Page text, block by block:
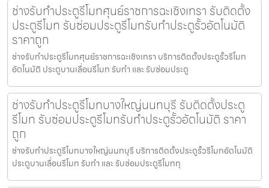
ช่างรับทำประตูรีโมทศุนย์ราชการฉะเชิงเทรา รับติดตั้ง
ประตูรีโมท รับซ่อมประตูรีโมทรับทำประตูรั้วอัตโนมัติ
ราคาถูก
ช่างรับทำประตูรีโมทศุนย์ราชการฉะเชิงเทรา บริการติดตั้งประตูรั้วรีโมท
อัตโนมัติ ประตูบานเลื่อนรีโมท รับทำ และ รับซ่อมประตู
ช่างรับทำประตูรีโมทบางใหญ่นนทบุรี รับติดตั้งประตู
รีโมท รับซ่อมประตูรีโมทรับทำประตูรั้วอัตโนมัติ ราคา
ถูก
ช่างรับทำประตูรีโมทบางใหญ่นนทบุรี บริการติดตั้งประตูรั้วรีโมทอัตโนมัติ
ประตูบานเลื่อนรีโมท รับทำ และ รับซ่อมประตูรีโมททุ